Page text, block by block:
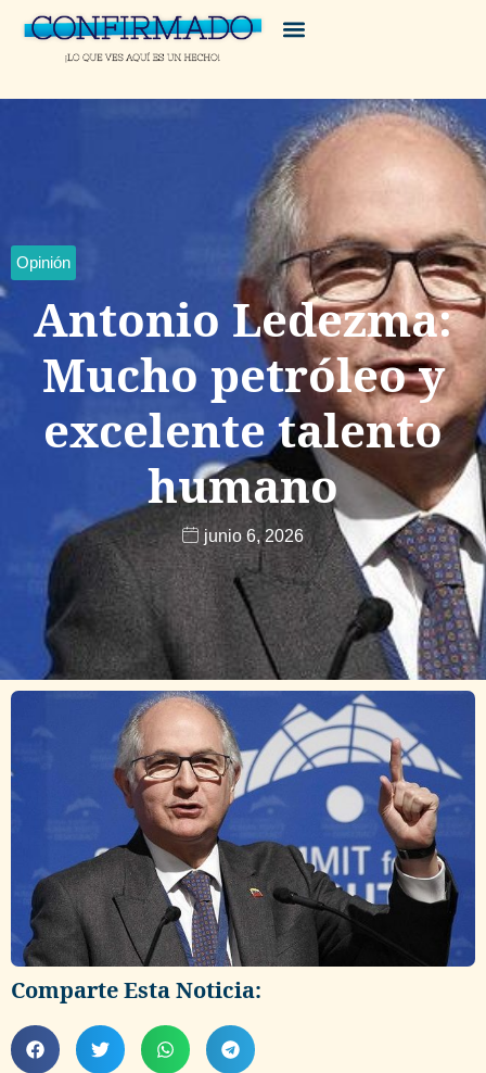
Opinión
Antonio Ledezma:
Mucho petróleo y
excelente talento
humano
junio 6, 2026
Comparte Esta Noticia: